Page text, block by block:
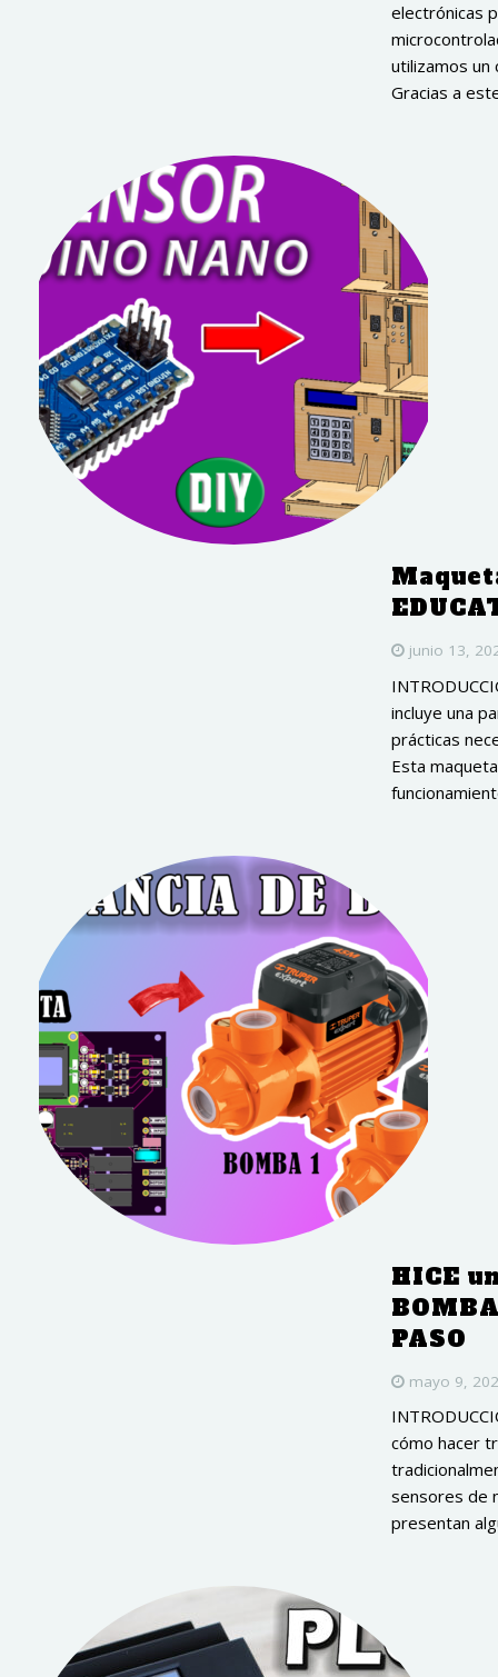
electrónicas
utilizamos un
Gracias a
junio 13,
incluye una
prácticas
Esta
HICE
PASO
mayo 9,
cómo hacer
sensores de
presentan